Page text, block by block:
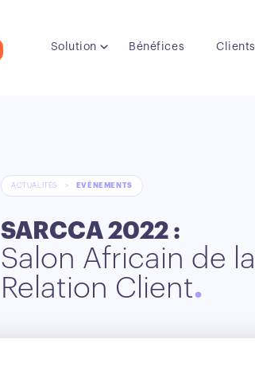
Solution Bénéfices Clients
ACTUALITÉS > EVÉNEMENTS
SARCCA 2022 :
Salon Africain de la
Relation Client